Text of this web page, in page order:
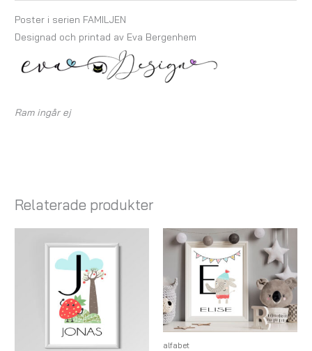
Poster i serien FAMILJEN
Designad och printad av Eva Bergenhem
Ram ingår ej
Relaterade produkter
119,00 kr
179,00 kr
alfabet
Prisintervall:
119,00 kr
179,00 kr